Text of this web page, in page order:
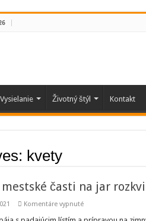
Vysielanie Životný štýl Kontakt
kvety
časti na jar
Komentáre vypnuténa
mestské